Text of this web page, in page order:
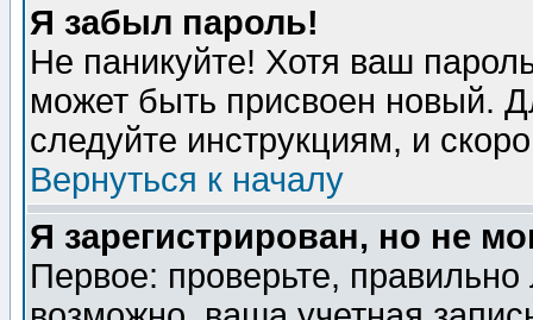
Я забыл пароль!
Не паникуйте! Хотя ваш
может быть присвоен новый.
следуйте инструкциям, и
Вернуться к началу
Я зарегистрирован, но не
Первое: проверьте,